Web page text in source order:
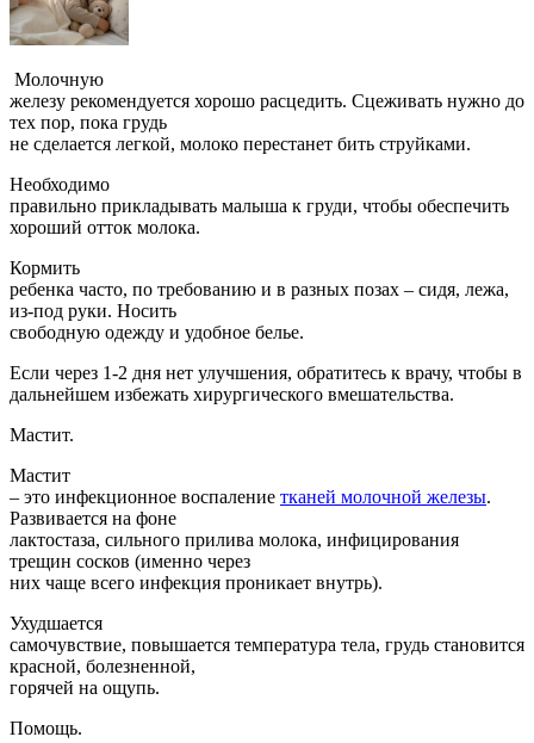
Молочную
железу рекомендуется хорошо расцедить. Сцеживать нужно до
тех пор, пока грудь
не сделается легкой, молоко перестанет бить струйками.
Необходимо
правильно прикладывать малыша к груди, чтобы обеспечить
хороший отток молока.
Кормить
ребенка часто, по требованию и в разных позах – сидя, лежа,
из-под руки. Носить
свободную одежду и удобное белье.
Если через 1-2 дня нет улучшения, обратитесь к врачу, чтобы в
дальнейшем избежать хирургического вмешательства.
Мастит.
Мастит
– это инфекционное воспаление тканей молочной железы.
Развивается на фоне
лактостаза, сильного прилива молока, инфицирования
трещин сосков (именно через
них чаще всего инфекция проникает внутрь).
Ухудшается
самочувствие, повышается температура тела, грудь становится
красной, болезненной,
горячей на ощупь.
Помощь.